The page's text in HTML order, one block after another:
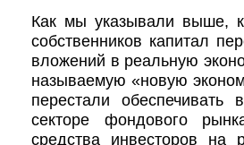
Как мы указывали выше,
собственников капитал
вложений в реальную
называемую «новую
перестали
секторе фондового
средства инвесторов на